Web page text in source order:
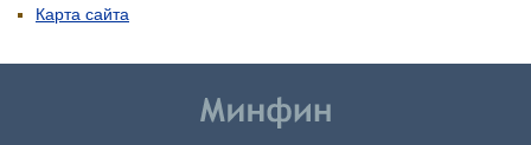
Карта сайта